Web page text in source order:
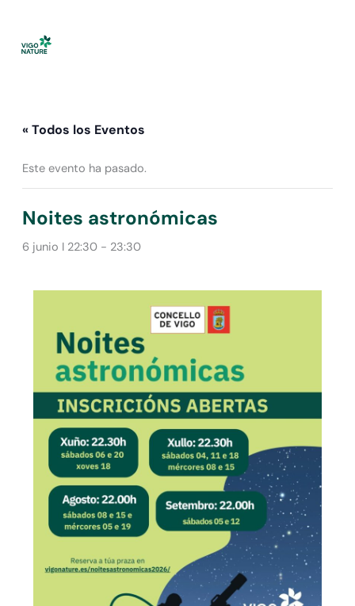
contenido
« Todos los Eventos
Este evento ha pasado.
Noites astronómicas
6 junio I 22:30- 23:30